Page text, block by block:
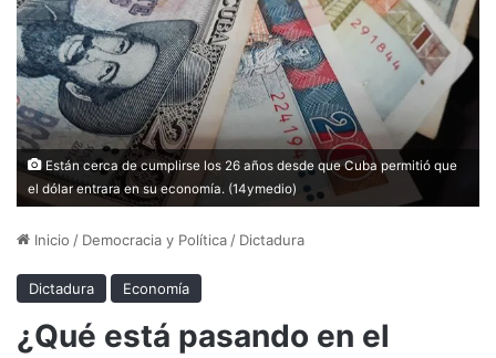
Están cerca de cumplirse los 26 años desde que Cuba permitió que
el dólar entrara en su economía. (14ymedio)
Inicio / Democracia y Política / Dictadura
Dictadura Economía
¿Qué está pasando en el